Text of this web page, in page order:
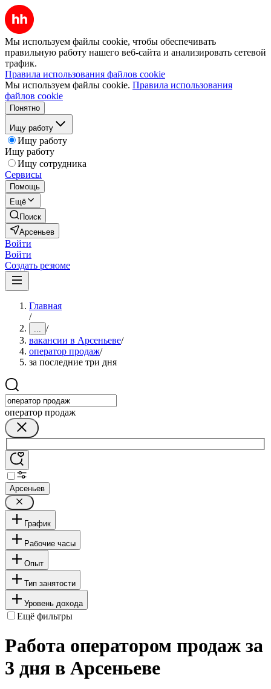
Мы используем файлы cookie, чтобы обеспечивать
правильную работу нашего веб-сайта и анализировать сетевой
трафик.
Правила использования файлов cookie
Мы используем файлы cookie. Правила использования
файлов cookie
Понятно
Ищу работу
Ищу работу
Ищу работу
Ищу сотрудника
Сервисы
Помощь
Ещё
Поиск
Арсеньев
Войти
Войти
Создать резюме
Главная
/
... /
вакансии в Арсеньеве/
оператор продаж/
за последние три дня
оператор продаж
Арсеньев
График
Рабочие часы
Опыт
Тип занятости
Уровень дохода
Ещё фильтры
Работа оператором продаж за
3 дня в Арсеньеве